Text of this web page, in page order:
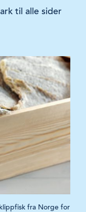
til alle sider
fra Norge for